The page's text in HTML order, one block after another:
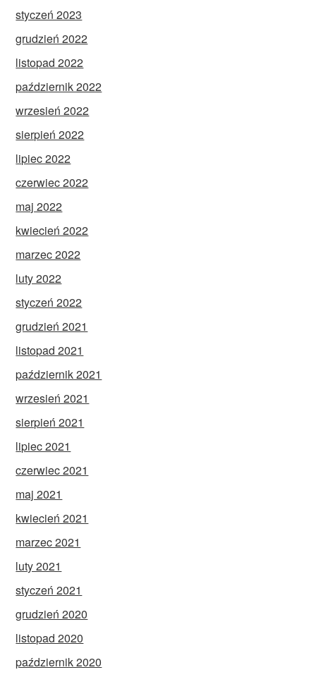
styczeń 2023
grudzień 2022
listopad 2022
październik 2022
wrzesień 2022
sierpień 2022
lipiec 2022
czerwiec 2022
maj 2022
kwiecień 2022
marzec 2022
luty 2022
styczeń 2022
grudzień 2021
listopad 2021
październik 2021
wrzesień 2021
sierpień 2021
lipiec 2021
czerwiec 2021
maj 2021
kwiecień 2021
marzec 2021
luty 2021
styczeń 2021
grudzień 2020
listopad 2020
październik 2020